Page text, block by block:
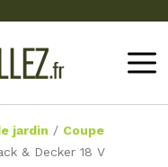
jardin / Coupe
& Decker 18 V